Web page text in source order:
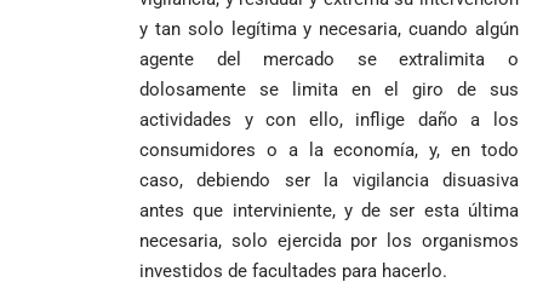
y tan solo legítima y necesaria, cuando algún
agente del mercado se extralimita o
dolosamente se limita en el giro de sus
actividades y con ello, inflige daño a los
consumidores o a la economía, y, en todo
caso, debiendo ser la vigilancia disuasiva
antes que interviniente, y de ser esta última
necesaria, solo ejercida por los organismos
investidos de facultades para hacerlo.
Antioquia
niega pérdida
de investidura
a concejales
Andrés
«Gury»
Rodríguez y
Damián Pérez
rechaza fotos
tomadas en
templo de Guarne y
ordena acto de
Falleció el padre
Abelardo de la
elegido
presidente de
Colombia tras
una histórica y
Japón rescata
un empate
agónico ante
Países Bajos
en un vibrante
duelo
mundialista
abandonarse
LA POLICRISIS
COMO HERENCIA
Cardenal Rueda
corazón para
construir juntos
una Colombia
reconciliada